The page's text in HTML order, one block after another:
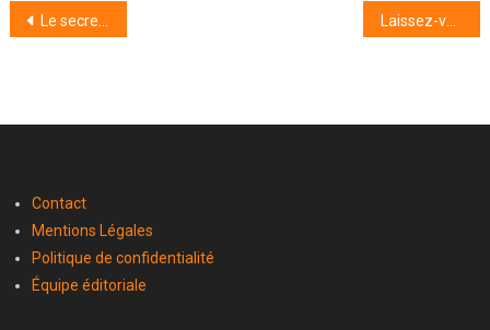
Navigation
Le secret pour des haricots verts réussis Laissez-vous séduire par ces trois destinations au charme indéniable proche de Strasbourg
Contact
Mentions Légales
Politique de confidentialité
Équipe éditoriale